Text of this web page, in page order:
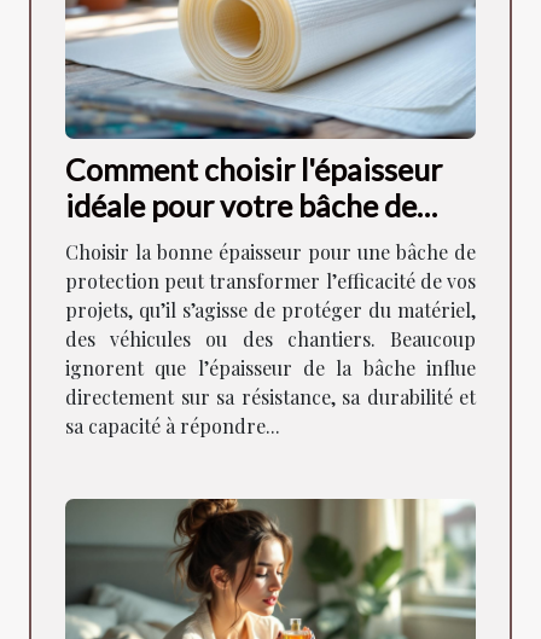
Comment choisir l'épaisseur
idéale pour votre bâche de
protection ?
Choisir la bonne épaisseur pour une bâche de
protection peut transformer l’efficacité de vos
projets, qu’il s’agisse de protéger du matériel,
des véhicules ou des chantiers. Beaucoup
ignorent que l’épaisseur de la bâche influe
directement sur sa résistance, sa durabilité et
sa capacité à répondre...